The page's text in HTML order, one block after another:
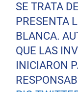
SE TRATA
PRESENTA
BLANCA.
QUE LAS
INICIARON